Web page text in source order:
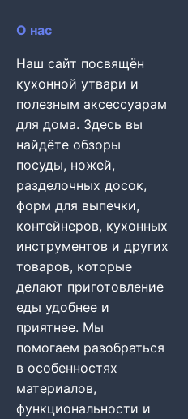
О нас
Наш сайт посвящён
кухонной утвари и
полезным аксессуарам
для дома. Здесь вы
найдёте обзоры
посуды, ножей,
разделочных досок,
форм для выпечки,
контейнеров, кухонных
инструментов и других
товаров, которые
делают приготовление
еды удобнее и
приятнее. Мы
помогаем разобраться
в особенностях
материалов,
функциональности и